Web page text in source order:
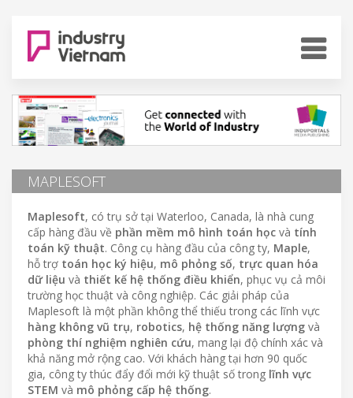
MAPLESOFT
Maplesoft, có trụ sở tại Waterloo, Canada, là nhà cung
cấp hàng đầu về phần mềm mô hình toán học và tính
toán kỹ thuật. Công cụ hàng đầu của công ty, Maple,
hỗ trợ toán học ký hiệu, mô phỏng số, trực quan hóa
dữ liệu và thiết kế hệ thống điều khiển, phục vụ cả môi
trường học thuật và công nghiệp. Các giải pháp của
Maplesoft là một phần không thể thiếu trong các lĩnh vực
hàng không vũ trụ, robotics, hệ thống năng lượng và
phòng thí nghiệm nghiên cứu, mang lại độ chính xác và
khả năng mở rộng cao. Với khách hàng tại hơn 90 quốc
gia, công ty thúc đẩy đổi mới kỹ thuật số trong lĩnh vực
STEM và mô phỏng cấp hệ thống.